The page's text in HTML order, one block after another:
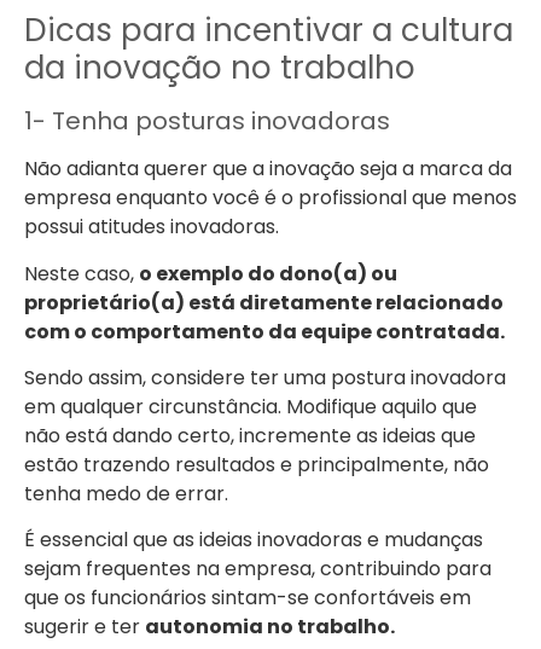
Dicas para incentivar a cultura
da inovação no trabalho
1- Tenha posturas inovadoras
Não adianta querer que a inovação seja a marca da
empresa enquanto você é o profissional que menos
possui atitudes inovadoras.
Neste caso, o exemplo do dono(a) ou
proprietário(a) está diretamente relacionado
com o comportamento da equipe contratada.
Sendo assim, considere ter uma postura inovadora
em qualquer circunstância. Modifique aquilo que
não está dando certo, incremente as ideias que
estão trazendo resultados e principalmente, não
tenha medo de errar.
É essencial que as ideias inovadoras e mudanças
sejam frequentes na empresa, contribuindo para
que os funcionários sintam-se confortáveis em
sugerir e ter autonomia no trabalho.